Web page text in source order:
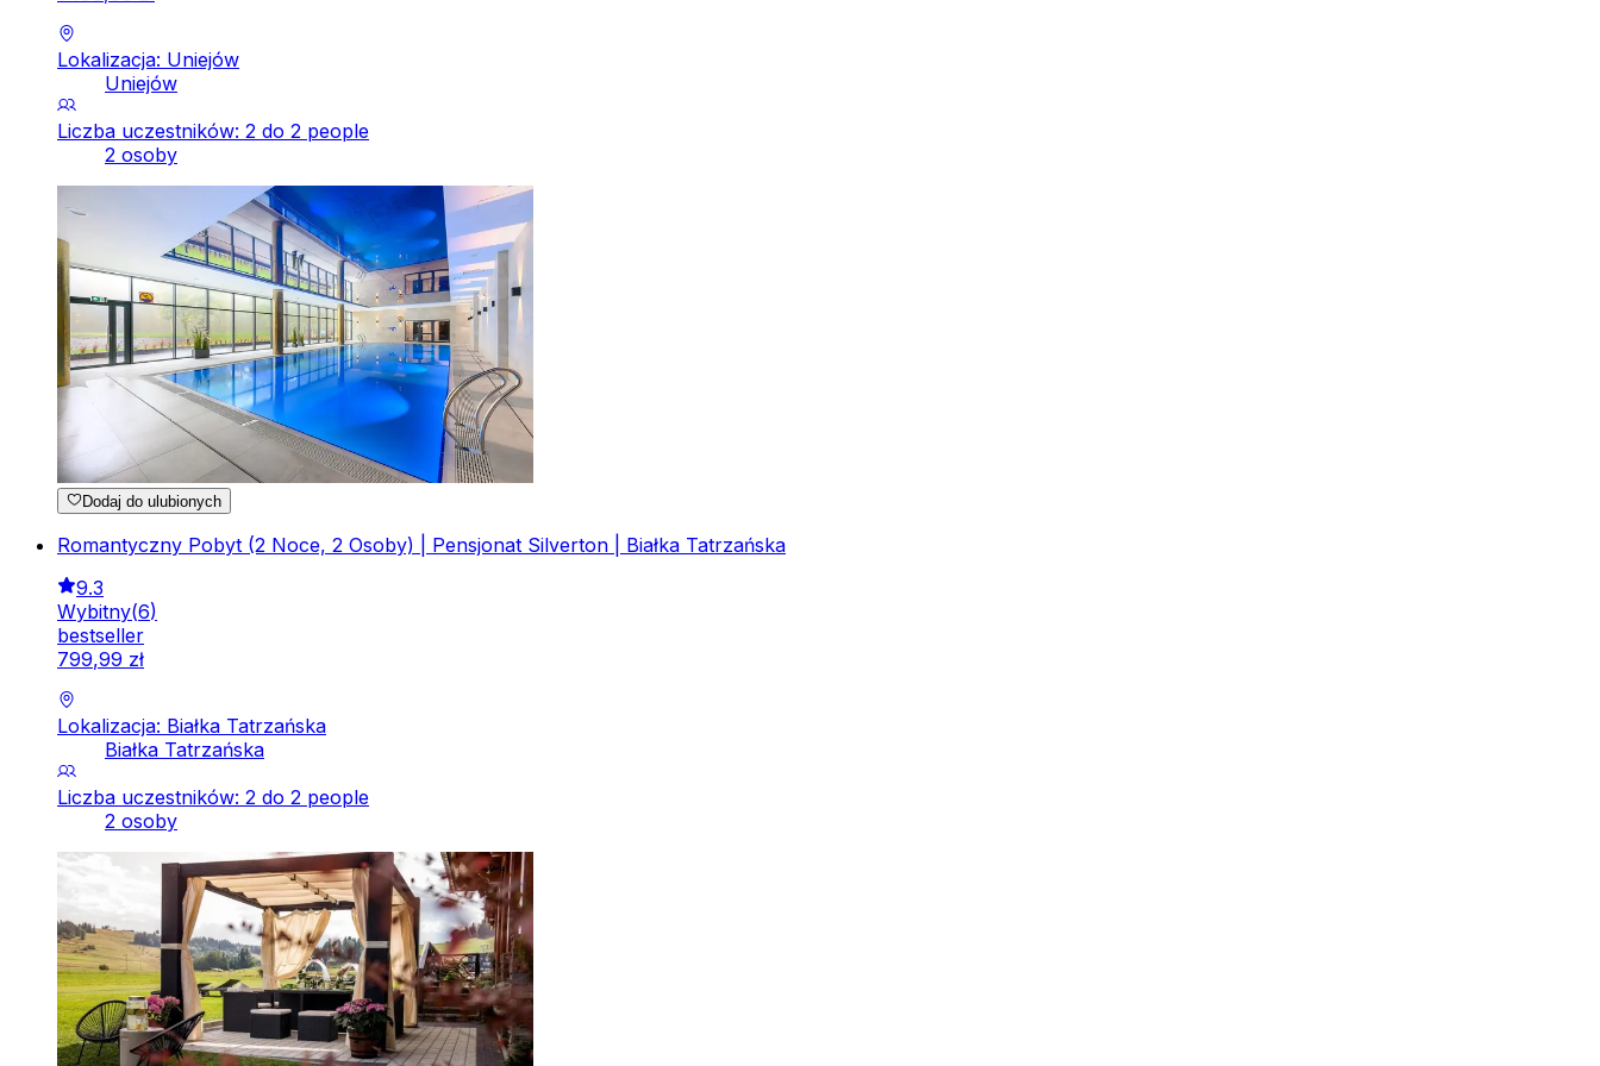
Lokalizacja: Uniejów
Uniejów
Liczba uczestników: 2 do 2 people
2 osoby
Dodaj do ulubionych
Romantyczny Pobyt (2 Noce, 2 Osoby) | Pensjonat Silverton | Białka Tatrzańska
9.3
Wybitny(6)
bestseller
799,99 zł
Lokalizacja: Białka Tatrzańska
Białka Tatrzańska
Liczba uczestników: 2 do 2 people
2 osoby